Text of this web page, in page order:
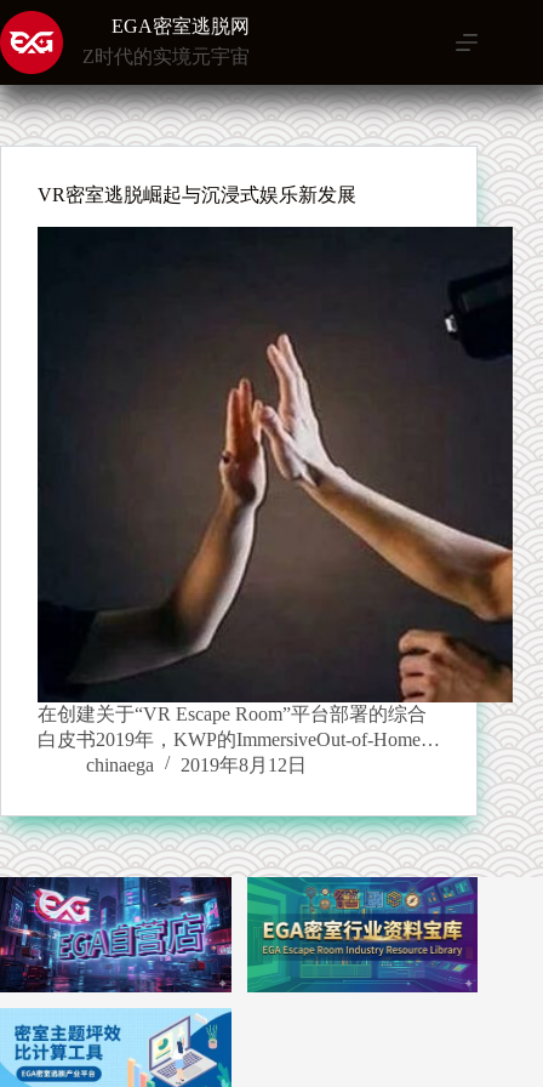
跳
至
内
容
EGA密室逃脱网
Z时代的实境元宇宙
VR密室逃脱崛起与沉浸式娱乐新发展
在创建关于“VR Escape Room”平台部署的综合
白皮书2019年，KWP的ImmersiveOut-of-Home…
chinaega
2019年8月12日